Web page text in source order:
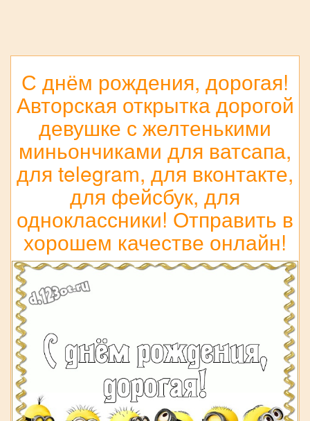
С днём рождения, дорогая!
Авторская открытка дорогой
девушке с желтенькими
миньончиками для ватсапа,
для telegram, для вконтакте,
для фейсбук, для
одноклассники! Отправить в
хорошем качестве онлайн!